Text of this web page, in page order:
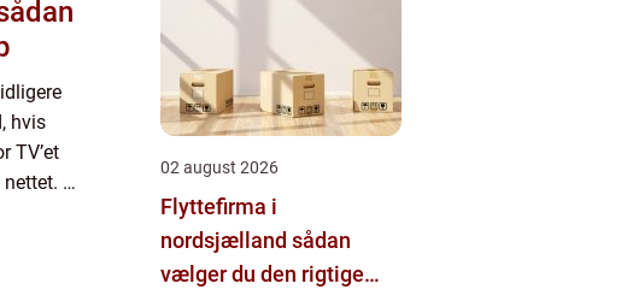
hvis
TV’et
På
02 august 2026
Flyttefirma i
nordsjælland sådan
vælger du den rigtige